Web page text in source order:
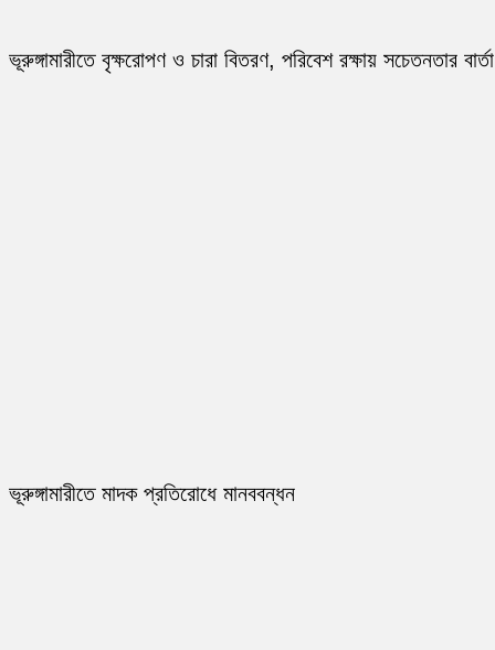
ভূরুঙ্গামারীতে বৃক্ষরোপণ ও চারা বিতরণ, পরিবেশ রক্ষায় সচেতনতার বার্তা
ভূরুঙ্গামারীতে মাদক প্রতিরোধে মানববন্ধন